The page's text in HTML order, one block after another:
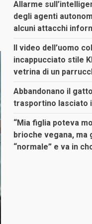
Allarme
degli agenti
alcuni attacchi
Il video dell’uomo
incappucciato stile
vetrina di un
Abbandonano il
trasportino lasciato
“Mia figlia poteva
brioche vegana, ma
“normale” e va in